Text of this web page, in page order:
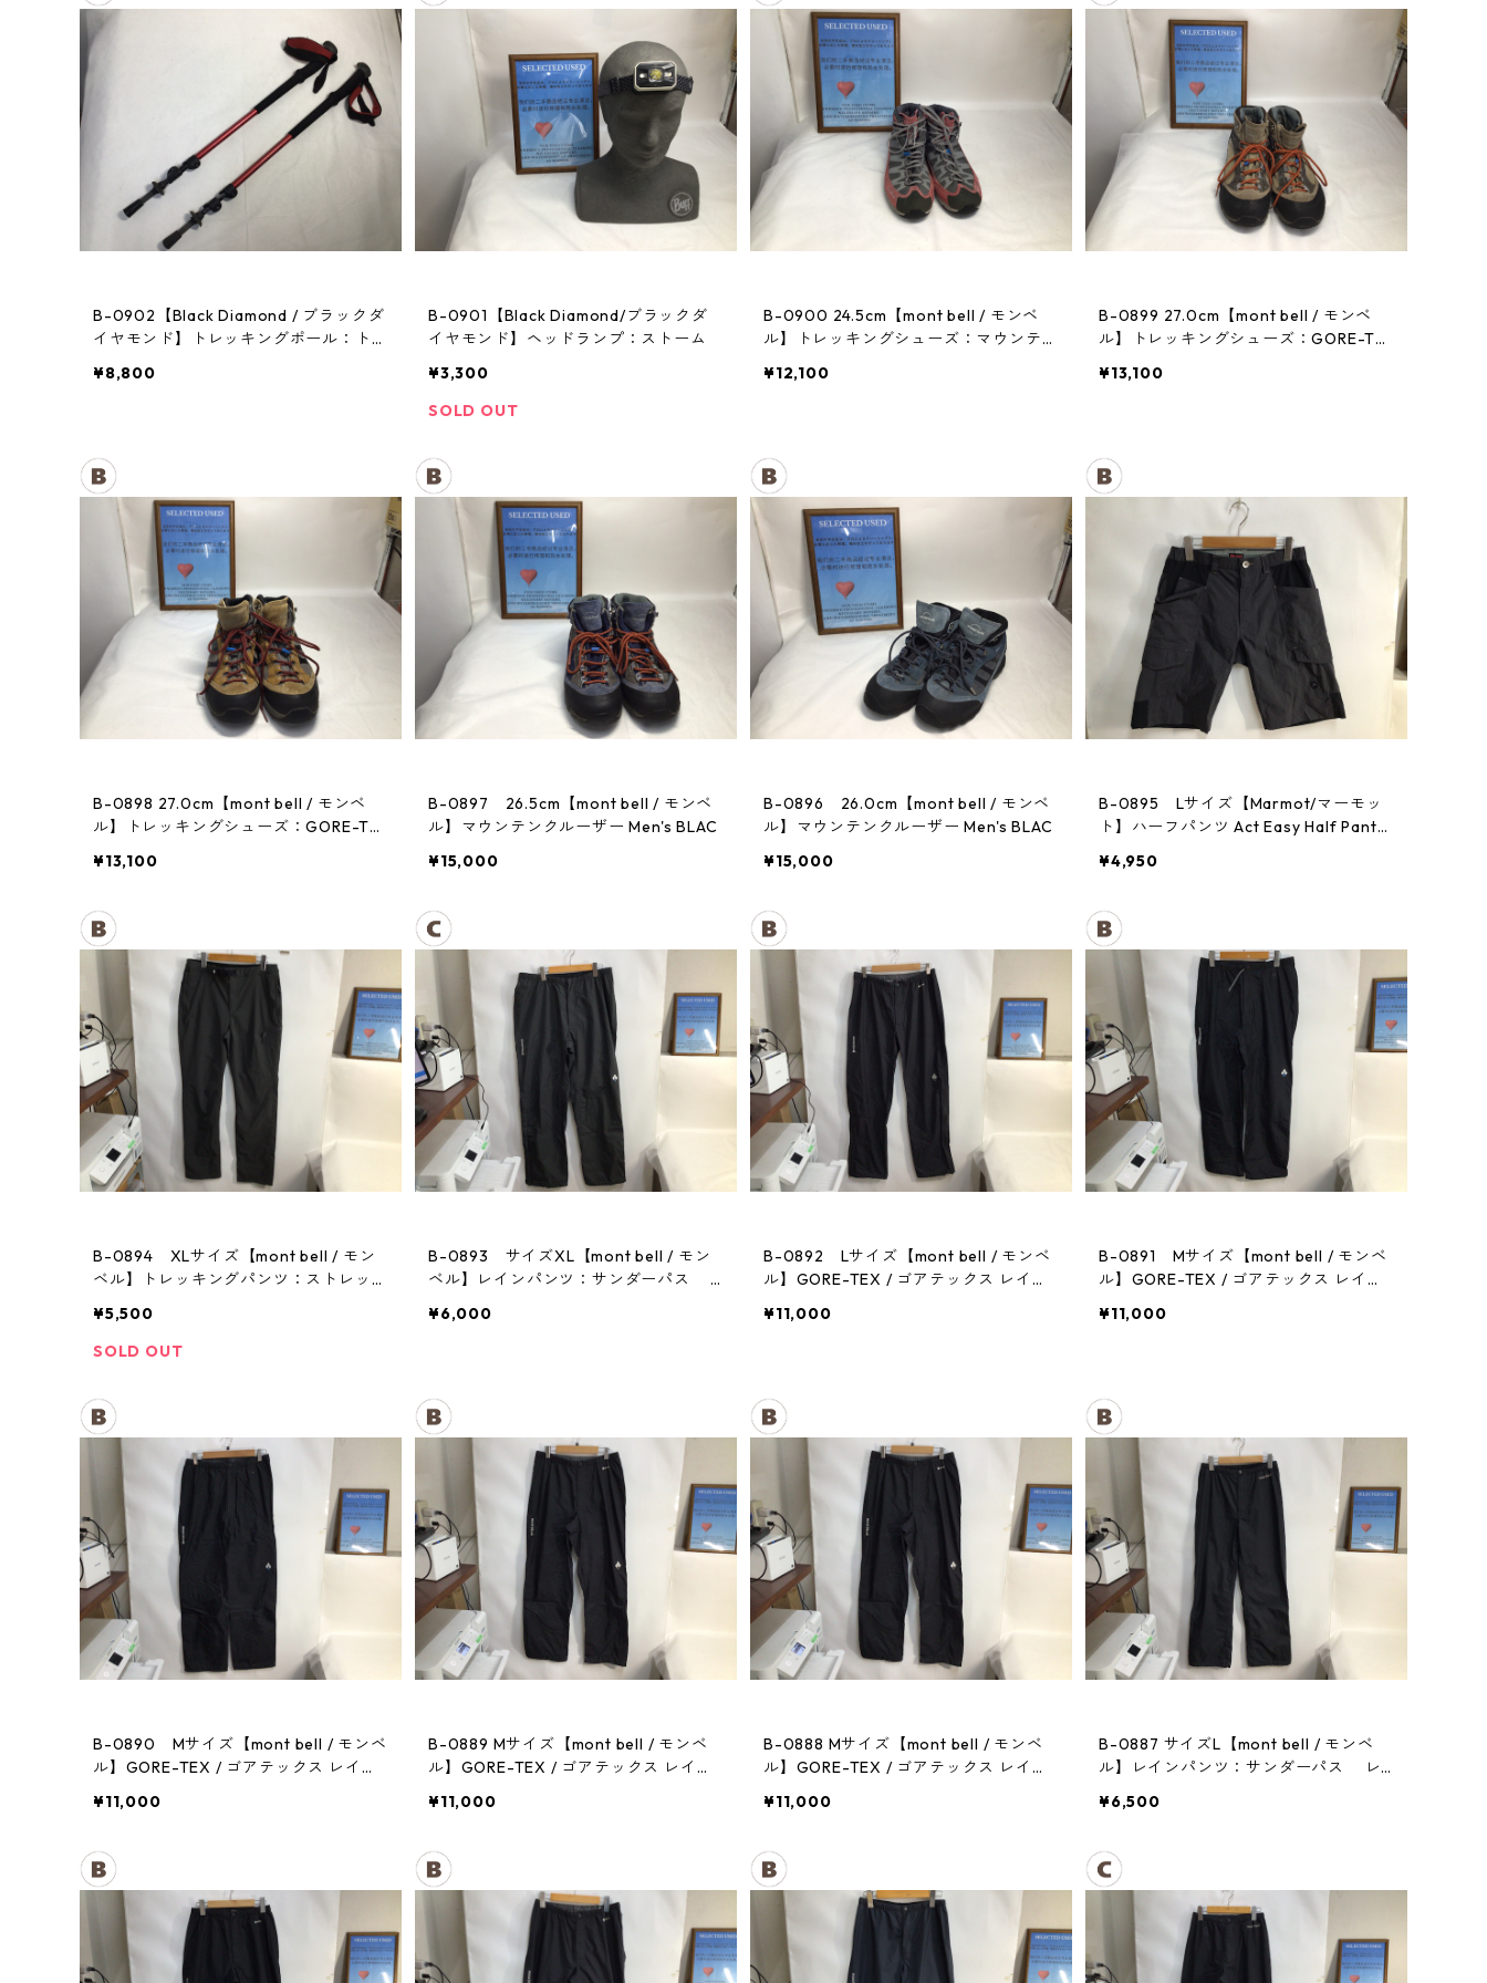
B-0902【Black Diamond / ブラックダ
イヤモンド】トレッキングポール：トレ
¥8,800
B-0901【Black Diamond/ブラックダ
イヤモンド】ヘッドランプ：ストーム
¥3,300
SOLD OUT
B-0900 24.5cm【mont bell / モンベ
ル】トレッキングシューズ：マウンテン
¥12,100
B-0899 27.0cm【mont bell / モンベ
ル】トレッキングシューズ：GORE-TE
¥13,100
B-0898 27.0cm【mont bell / モンベ
ル】トレッキングシューズ：GORE-TE
¥13,100
B-0897 26.5cm【mont bell / モンベ
ル】マウンテンクルーザー Men's BLAC
¥15,000
B-0896 26.0cm【mont bell / モンベ
ル】マウンテンクルーザー Men's BLAC
¥15,000
B-0895 Lサイズ【Marmot/マーモッ
ト】ハーフパンツ Act Easy Half Pant
¥4,950
B-0894 XLサイズ【mont bell / モン
ベル】トレッキングパンツ：ストレッ
¥5,500
SOLD OUT
B-0893 サイズXL【mont bell / モン
ベル】レインパンツ：サンダーパス
¥6,000
B-0892 Lサイズ【mont bell / モンベ
ル】GORE-TEX / ゴアテックス レイン
¥11,000
B-0891 Mサイズ【mont bell / モンベ
ル】GORE-TEX / ゴアテックス レイン
¥11,000
B-0890 Mサイズ【mont bell / モンベ
ル】GORE-TEX / ゴアテックス レイン
¥11,000
B-0889 Mサイズ【mont bell / モンベ
ル】GORE-TEX / ゴアテックス レイン
¥11,000
B-0888 Mサイズ【mont bell / モンベ
ル】GORE-TEX / ゴアテックス レイン
¥11,000
B-0887 サイズL【mont bell / モンベ
ル】レインパンツ：サンダーパス レ
¥6,500